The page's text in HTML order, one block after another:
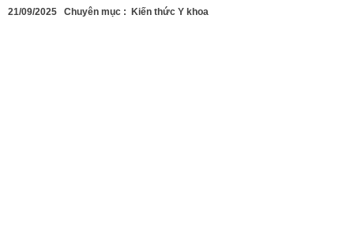
21/09/2025 Chuyên mục : Kiến thức Y khoa